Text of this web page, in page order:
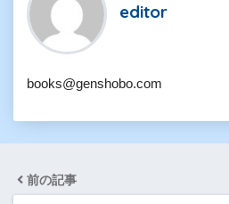
editor
books@genshobo.com
前の記事